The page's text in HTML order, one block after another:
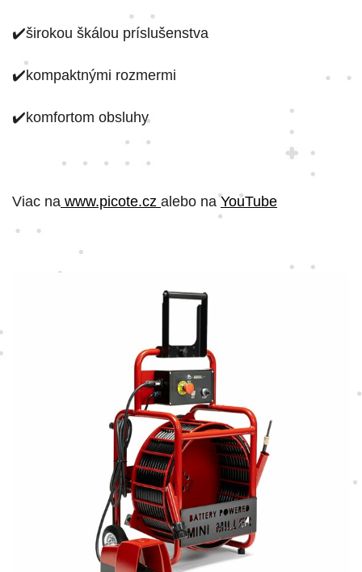
✔️širokou škálou príslušenstva
✔️kompaktnými rozmermi
✔️komfortom obsluhy
Viac na www.picote.cz alebo naYouTube